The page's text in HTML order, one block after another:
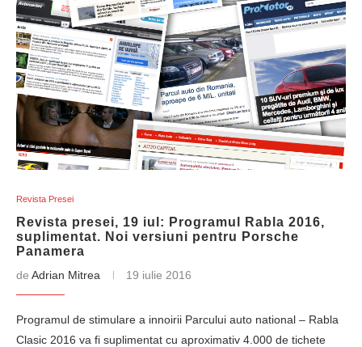
Revista Presei
Revista presei, 19 iul: Programul Rabla 2016,
suplimentat. Noi versiuni pentru Porsche
Panamera
de Adrian Mitrea 19 iulie 2016
Programul de stimulare a innoirii Parcului auto national – Rabla
Clasic 2016 va fi suplimentat cu aproximativ 4.000 de tichete